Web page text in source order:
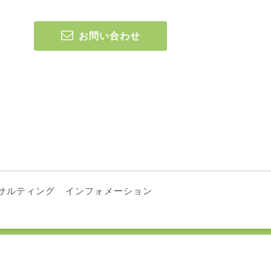
お問い合わせ
ルティング インフォメーション